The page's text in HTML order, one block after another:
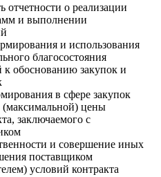
отчетности о реализации
и выполнении
и использования
благосостояния
обоснованию закупок и
в сфере закупок
(максимальной) цены
заключаемого с
и совершение иных
поставщиком
условий контракта